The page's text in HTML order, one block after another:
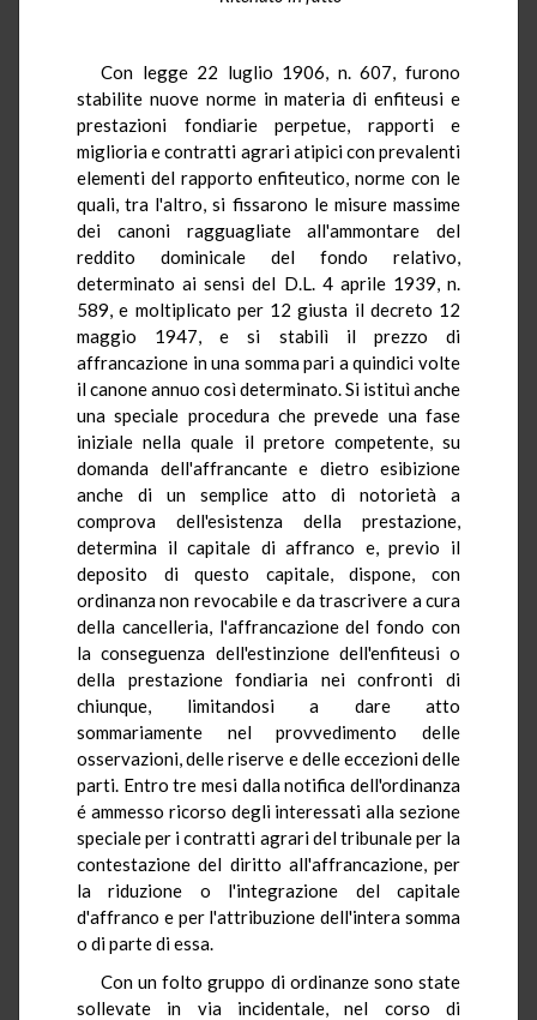
Con legge 22 luglio 1906, n. 607, furono
stabilite nuove norme in materia di enfiteusi e
prestazioni fondiarie perpetue, rapporti e
miglioria e contratti agrari atipici con prevalenti
elementi del rapporto enfiteutico, norme con le
quali, tra l'altro, si fissarono le misure massime
dei canoni ragguagliate all'ammontare del
reddito dominicale del fondo relativo,
determinato ai sensi del D.L. 4 aprile 1939, n.
589, e moltiplicato per 12 giusta il decreto 12
maggio 1947, e si stabilì il prezzo di
affrancazione in una somma pari a quindici volte
il canone annuo così determinato. Si istituì anche
una speciale procedura che prevede una fase
iniziale nella quale il pretore competente, su
domanda dell'affrancante e dietro esibizione
anche di un semplice atto di notorietà a
comprova dell'esistenza della prestazione,
determina il capitale di affranco e, previo il
deposito di questo capitale, dispone, con
ordinanza non revocabile e da trascrivere a cura
della cancelleria, l'affrancazione del fondo con
la conseguenza dell'estinzione dell'enfiteusi o
della prestazione fondiaria nei confronti di
chiunque, limitandosi a dare atto
sommariamente nel provvedimento delle
osservazioni, delle riserve e delle eccezioni delle
parti. Entro tre mesi dalla notifica dell'ordinanza
é ammesso ricorso degli interessati alla sezione
speciale per i contratti agrari del tribunale per la
contestazione del diritto all'affrancazione, per
la riduzione o l'integrazione del capitale
d'affranco e per l'attribuzione dell'intera somma
o di parte di essa.
Con un folto gruppo di ordinanze sono state
sollevate in via incidentale, nel corso di